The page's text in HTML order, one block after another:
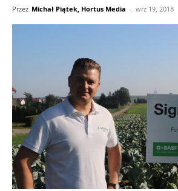
Przez Michał Piątek, Hortus Media - wrz 19, 2018